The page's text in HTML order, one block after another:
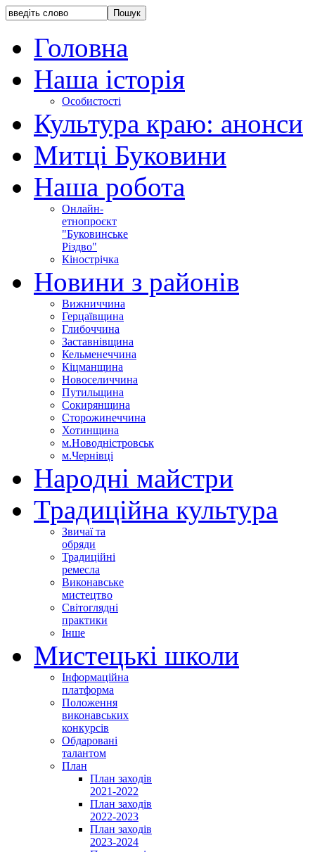
Головна
Наша історія
Особистості
Культура краю: анонси
Митці Буковини
Наша робота
Онлайн-
етнопроєкт
"Буковинське
Різдво"
Кінострічка
Новини з районів
Вижниччина
Герцаївщина
Глибоччина
Заставнівщина
Кельменеччина
Кіцманщина
Новоселиччина
Путильщина
Сокирянщина
Сторожинеччина
Хотинщина
м.Новодністровськ
м.Чернівці
Народні майстри
Традиційна культура
Звичаї та
обряди
Традиційні
ремесла
Виконавське
мистецтво
Світоглядні
практики
Інше
Мистецькі школи
Інформаційна
платформа
Положення
виконавських
конкурсів
Обдаровані
талантом
План
План заходів
2021-2022
План заходів
2022-2023
План заходів
2023-2024